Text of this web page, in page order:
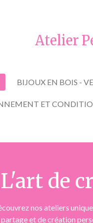
Atelier
BIJOUX EN BOIS -
ET
L'art de
nos ateliers
et de création